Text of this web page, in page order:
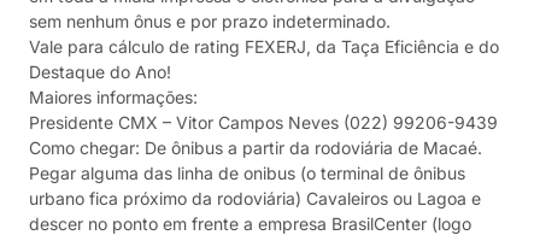
sem nenhum ônus e por prazo indeterminado.
Vale para cálculo de rating FEXERJ, da Taça Eficiência e do
Destaque do Ano!
Maiores informações:
Presidente CMX – Vitor Campos Neves (022) 99206-9439
Como chegar: De ônibus a partir da rodoviária de Macaé.
Pegar alguma das linha de onibus (o terminal de ônibus
urbano fica próximo da rodoviária) Cavaleiros ou Lagoa e
descer no ponto em frente a empresa BrasilCenter (logo